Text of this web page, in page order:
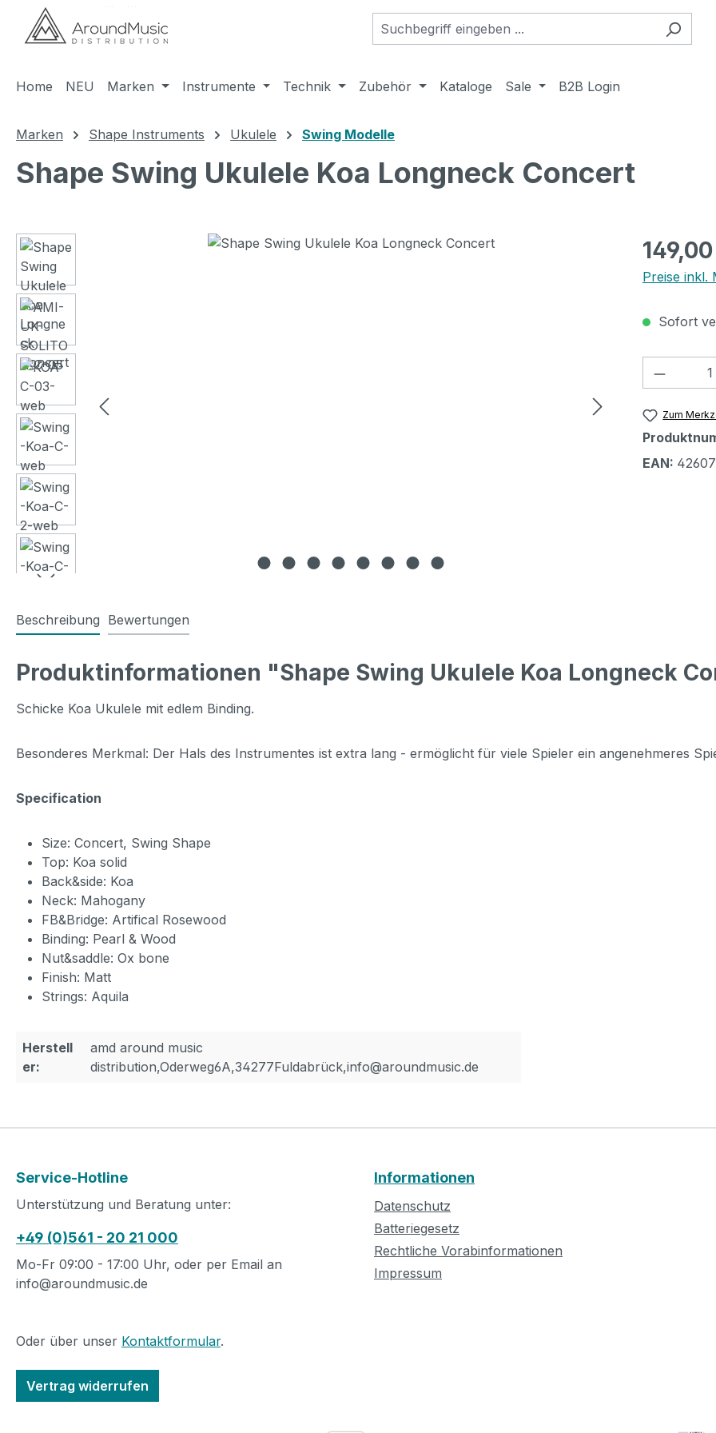
Hauptinhalt springen
Zur Suche springen
Zur Hauptnavigation springen
Home NEU Marken Instrumente Technik Zubehör Kataloge Sale B2B Login
Marken Shape Instruments Ukulele Swing Modelle
Shape Swing Ukulele Koa Longneck Concert
Bildergalerie überspringen Regulärer
Preise inkl.
Sofort
Zum
EAN:
Beschreibung Bewertungen
Produktinformationen "Shape Swing Ukulele Koa Longneck
Schicke Koa Ukulele mit edlem Binding.
Besonderes Merkmal: Der Hals des Instrumentes ist extra lang - ermöglicht für viele Spieler ein angenehmeres
Specification
Size: Concert, Swing Shape
Top: Koa solid
Back&side: Koa
Neck: Mahogany
FB&Bridge: Artifical Rosewood
Binding: Pearl & Wood
Nut&saddle: Ox bone
Finish: Matt
Strings: Aquila
Herstell
er:
amd around music
distribution,Oderweg6A,34277Fuldabrück,info@aroundmusic.de
Service-Hotline
Unterstützung und Beratung unter:
+49 (0)561 - 20 21 000
Mo-Fr 09:00 - 17:00 Uhr, oder per Email an
info@aroundmusic.de
Oder über unser Kontaktformular.
Vertrag widerrufen
Informationen
Datenschutz
Batteriegesetz
Rechtliche Vorabinformationen
Impressum